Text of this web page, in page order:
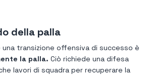
della palla
una transizione offensiva di successo è
la palla. Ciò richiede una difesa
lavori di squadra per recuperare la